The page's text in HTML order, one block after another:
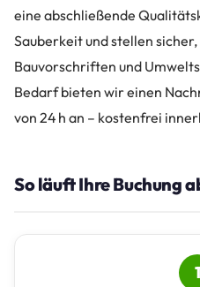
eine abschließende
Sauberkeit und stellen
Bauvorschriften und
Bedarf bieten wir einen
von 24 h an – kostenfrei
So läuft Ihre Buchung
1